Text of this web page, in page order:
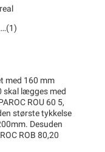
med 160 mm
skal lægges med
ROU 60 5,
største tykkelse
Desuden
ROB 80,20